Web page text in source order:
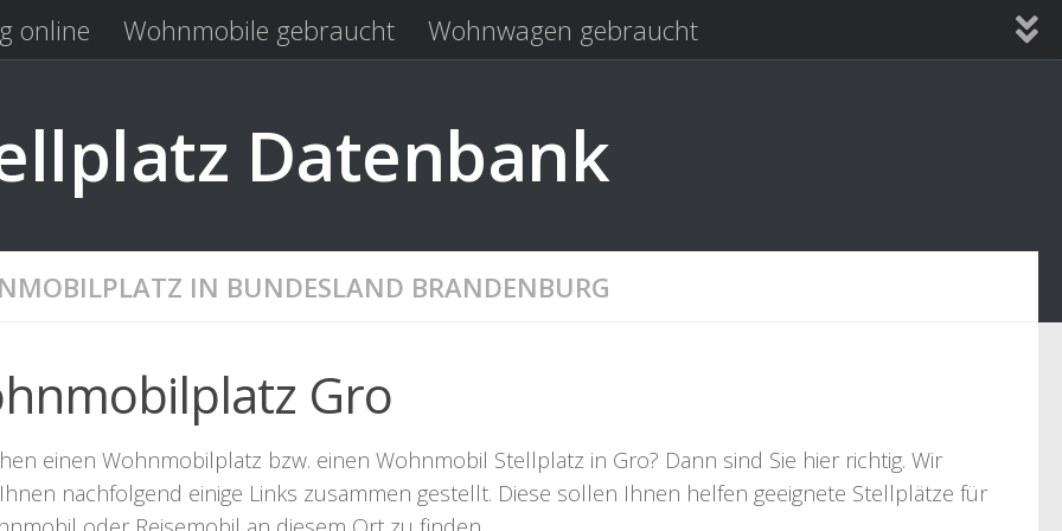
online Wohnmobile gebraucht
Wohnwagen gebraucht
Datenbank
IN BUNDESLAND BRANDENBURG
Gro
einen Wohnmobilplatz bzw. einen Wohnmobil Stellplatz in Gro? Dann sind Sie hier richtig. Wir
nachfolgend einige Links zusammen gestellt. Diese sollen Ihnen helfen geeignete Stellplätze für